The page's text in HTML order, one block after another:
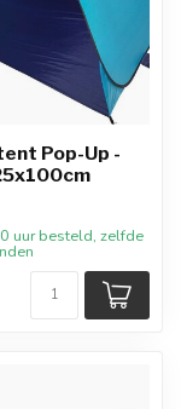
Pop-Up -
uur besteld, zelfde